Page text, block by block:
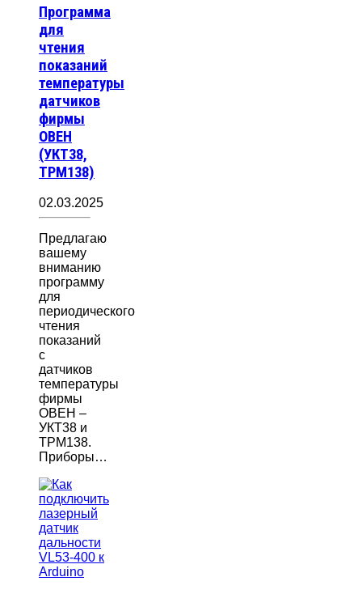
Программа
для
чтения
показаний
температуры
датчиков
фирмы
ОВЕН
(УКТ38,
ТРМ138)
02.03.2025
Предлагаю
вашему
вниманию
программу
для
периодического
чтения
показаний
с
датчиков
температуры
фирмы
ОВЕН –
УКТ38 и
ТРМ138.
Приборы…